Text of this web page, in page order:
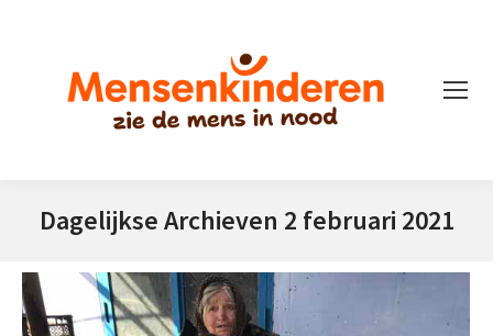
Dagelijkse Archieven 2 februari 2021